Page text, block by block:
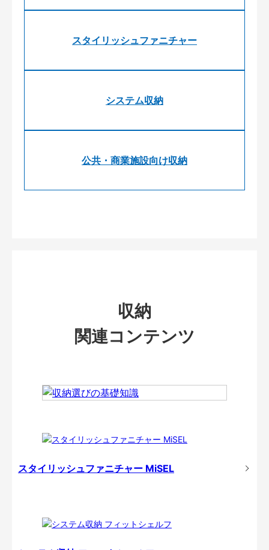
スタイリッシュファニチャー
システム収納
公共・商業施設向け収納
収納
関連コンテンツ
スタイリッシュファニチャー MiSEL